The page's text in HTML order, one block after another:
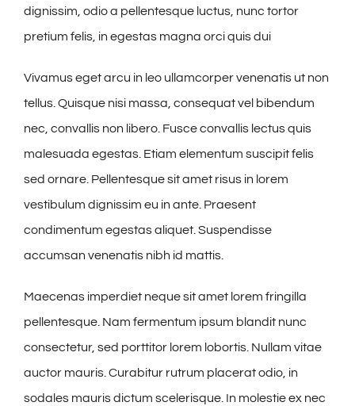
dignissim, odio a pellentesque luctus, nunc tortor
pretium felis, in egestas magna orci quis dui
Vivamus eget arcu in leo ullamcorper venenatis ut non
tellus. Quisque nisi massa, consequat vel bibendum
nec, convallis non libero. Fusce convallis lectus quis
malesuada egestas. Etiam elementum suscipit felis
sed ornare. Pellentesque sit amet risus in lorem
vestibulum dignissim eu in ante. Praesent
condimentum egestas aliquet. Suspendisse
accumsan venenatis nibh id mattis.
Maecenas imperdiet neque sit amet lorem fringilla
pellentesque. Nam fermentum ipsum blandit nunc
consectetur, sed porttitor lorem lobortis. Nullam vitae
auctor mauris. Curabitur rutrum placerat odio, in
sodales mauris dictum scelerisque. In molestie ex nec